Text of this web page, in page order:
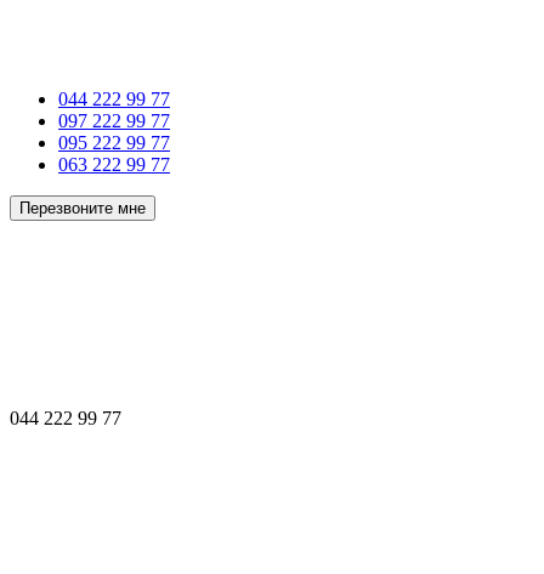
044 222 99 77
097 222 99 77
095 222 99 77
063 222 99 77
Перезвоните мне
044 222 99 77